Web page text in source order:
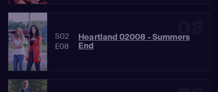
S02
E08
Heartland 02008 - Summers
End